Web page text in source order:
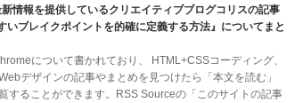
情報を提供しているクリエイティブブログコリスの記事
いブレイクポイントを的確に定義する方法』についてまと
について書かれており、 HTML+CSSコーディング、
デザインの記事やまとめを見つけたら「本文を読む」
することができます。RSS Sourceの「このサイトの記事